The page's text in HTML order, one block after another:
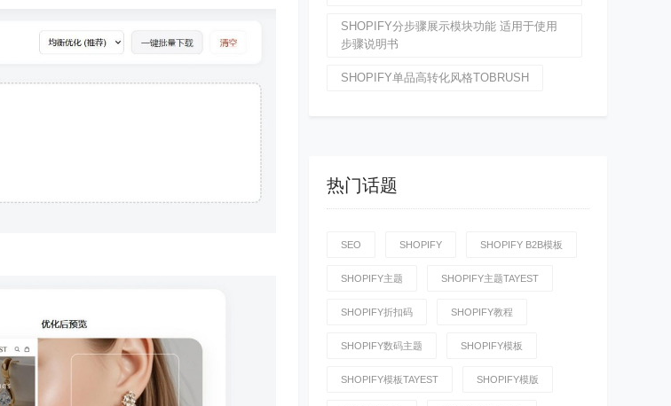
SHOPIFY分步骤展示模块功能 适用于使用
步骤说明书
SHOPIFY单品高转化风格TOBRUSH
热门话题
SEO SHOPIFY SHOPIFY B2B模板
SHOPIFY主题 SHOPIFY主题TAYEST
SHOPIFY折扣码 SHOPIFY教程
SHOPIFY数码主题 SHOPIFY模板
SHOPIFY模板TAYEST SHOPIFY模版